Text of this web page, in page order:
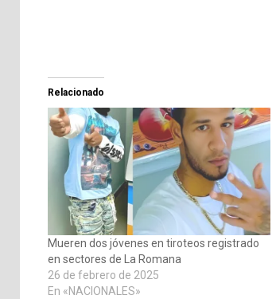
Relacionado
Mueren dos jóvenes en tiroteos registrado
en sectores de La Romana
26 de febrero de 2025
En «NACIONALES»